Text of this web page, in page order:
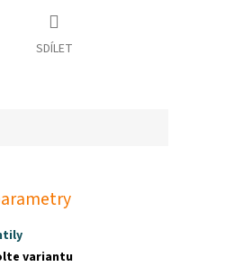
SDÍLET
variantu